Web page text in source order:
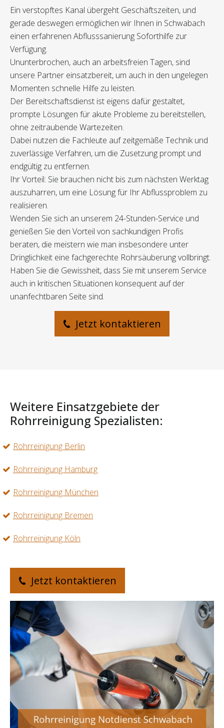
Ein verstopftes Kanal übergeht Geschäftszeiten, und
gerade deswegen ermöglichen wir Ihnen in Schwabach
einen erfahrenen Abflusssanierung Soforthilfe zur
Verfügung.
Ununterbrochen, auch an arbeitsfreien Tagen, sind
unsere Partner einsatzbereit, um auch in den ungelegen
Momenten schnelle Hilfe zu leisten.
Der Bereitschaftsdienst ist eigens dafür gestaltet,
prompte Lösungen für akute Probleme zu bereitstellen,
ohne zeitraubende Wartezeiten.
Dabei nutzen die Fachleute auf zeitgemäße Technik und
zuverlässige Verfahren, um die Zusetzung prompt und
endgültig zu entfernen.
Ihr Vorteil: Sie brauchen nicht bis zum nächsten Werktag
auszuharren, um eine Lösung für Ihr Abflussproblem zu
realisieren.
Wenden Sie sich an unserem 24-Stunden-Service und
genießen Sie den Vorteil von sachkundigen Profis
beraten, die meistern wie man insbesondere unter
Dringlichkeit eine fachgerechte Rohrsäuberung vollbringt.
Haben Sie die Gewissheit, dass Sie mit unserem Service
auch in kritischen Situationen konsequent auf der
unanfechtbaren Seite sind.
Jetzt kontaktieren
Weitere Einsatzgebiete der
Rohrreinigung Spezialisten:
Rohrreinigung Berlin
Rohrreinigung Hamburg
Rohrreinigung München
Rohrreinigung Bremen
Rohrreinigung Köln
Jetzt kontaktieren